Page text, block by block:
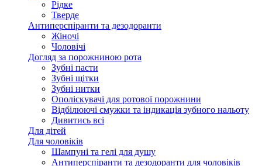
Рідке
Тверде
Антиперспіранти та дезодоранти
Жіночі
Чоловічі
Догляд за порожниною рота
Зубні пасти
Зубні щітки
Зубні нитки
Ополіскувачі для ротової порожнини
Відбілюючі смужки та індикація зубного нальоту
Дивитись всі
Для дітей
Для чоловіків
Шампуні та гелі для душу
Антиперспіранти та дезодоранти для чоловіків